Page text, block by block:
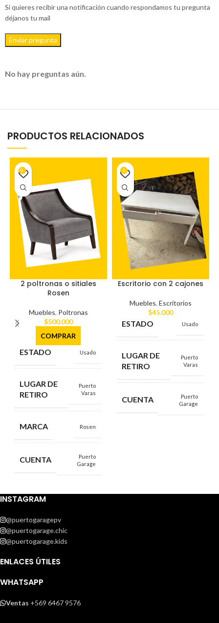
Si quieres recibir una notificación cuando respondamos tu pregunta
déjanos tu mail
Enviar pregunta
No hay preguntas aún.
PRODUCTOS RELACIONADOS
2 poltronas o sitiales
Rosen
Muebles, Poltronas
$500.000
COMPRAR
ESTADO Usado
LUGAR DE
RETIRO
Puerto
Varas
MARCA Rosen
CUENTA
Puerto
Garage
0
Escritorio con 2 cajones
Muebles, Escritorios
$45.000
ESTADO Usado
LUGAR DE
RETIRO
Puerto
Varas
CUENTA
Puerto
Garage
0
INSTAGRAM
@puertogaragepv
@puertogarage.chic
@puertogarage.kids
ENLACES ÚTILES
WHATSAPP
Ventas +569 6467 9576